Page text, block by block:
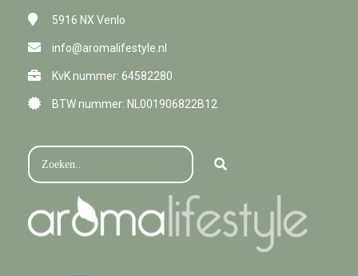
5916 NX Venlo
info@aromalifestyle.nl
KvK nummer: 64582280
BTW nummer: NL001906822B12